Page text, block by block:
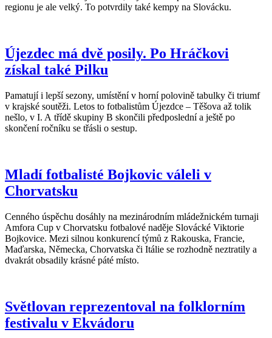
regionu je ale velký. To potvrdily také kempy na Slovácku.
Újezdec má dvě posily. Po Hráčkovi
získal také Pilku
Pamatují i lepší sezony, umístění v horní polovině tabulky či triumf
v krajské soutěži. Letos to fotbalistům Újezdce – Těšova až tolik
nešlo, v I. A třídě skupiny B skončili předposlední a ještě po
skončení ročníku se třásli o sestup.
Mladí fotbalisté Bojkovic váleli v
Chorvatsku
Cenného úspěchu dosáhly na mezinárodním mládežnickém turnaji
Amfora Cup v Chorvatsku fotbalové naděje Slovácké Viktorie
Bojkovice. Mezi silnou konkurencí týmů z Rakouska, Francie,
Maďarska, Německa, Chorvatska či Itálie se rozhodně neztratily a
dvakrát obsadily krásné páté místo.
Světlovan reprezentoval na folklorním
festivalu v Ekvádoru